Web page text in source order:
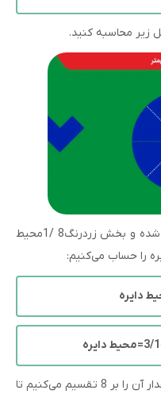
زیر محاسبه کنید.
این دایره به ۸ قسمت مساوی تقسیم شده و بخش زردرنگ8 /1محیط
را حساب می‌کنیم:
حالا که محیط کل دایره به‌دست أمد، مقدار آن را بر 8 تقسیم می‌کنیم تا